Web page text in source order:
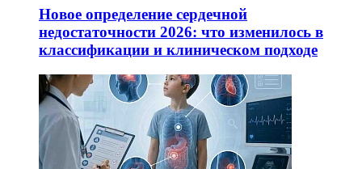
Новое определение сердечной
недостаточности 2026: что изменилось в
классификации и клиническом подходе